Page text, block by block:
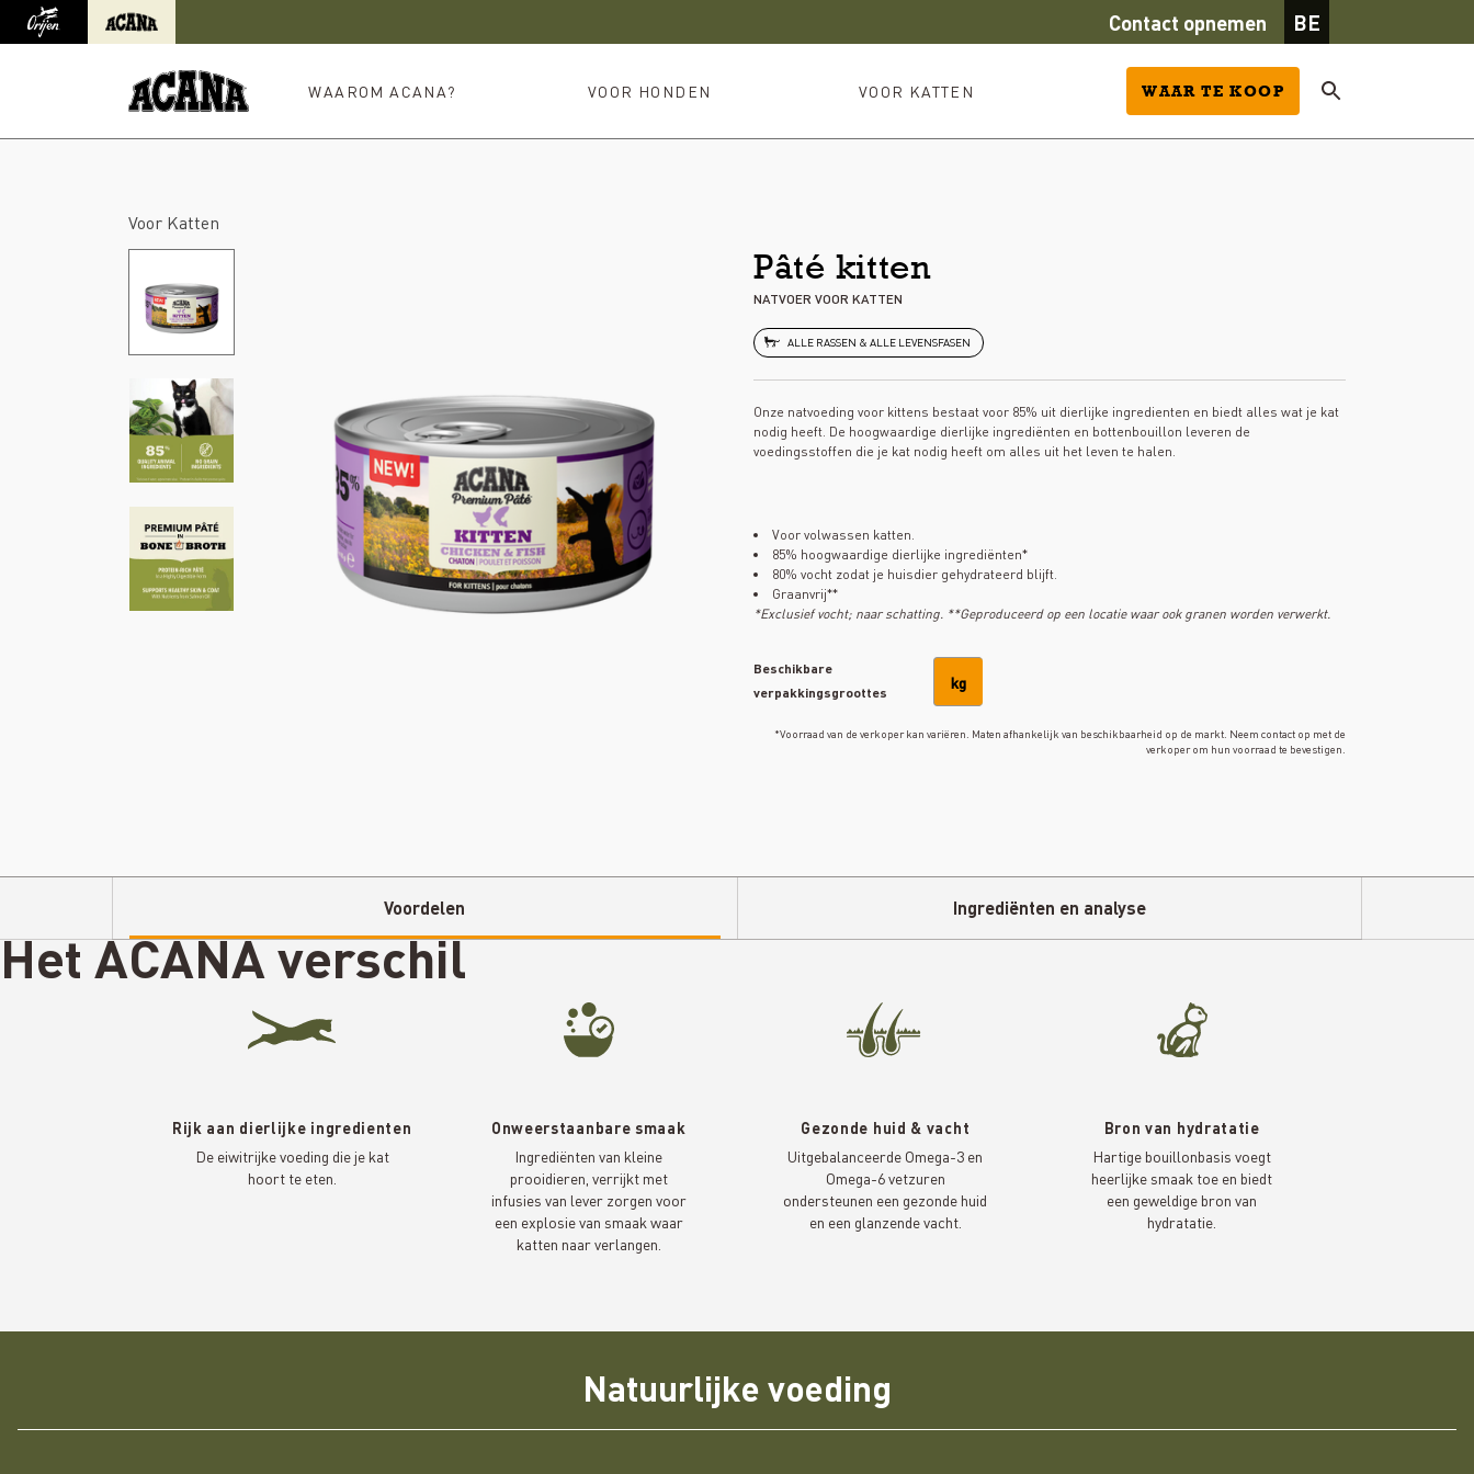
Orijen Acana Contact opnemen BE
WAAROM ACANA? VOOR HONDEN VOOR KATTEN WAAR TE KOOP
Voor Katten
Pâté kitten
NATVOER VOOR KATTEN
ALLE RASSEN & ALLE LEVENSFASEN
Onze natvoeding voor kittens bestaat voor 85% uit dierlijke ingredienten en biedt alles wat je kat
nodig heeft. De hoogwaardige dierlijke ingrediënten en bottenbouillon leveren de
voedingsstoffen die je kat nodig heeft om alles uit het leven te halen.
Voor volwassen katten.
85% hoogwaardige dierlijke ingrediënten*
80% vocht zodat je huisdier gehydrateerd blijft.
Graanvrij**
*Exclusief vocht; naar schatting. **Geproduceerd op een locatie waar ook granen worden verwerkt.
Beschikbare
verpakkingsgroottes
kg
*Voorraad van de verkoper kan variëren. Maten afhankelijk van beschikbaarheid op de markt. Neem contact op met de
verkoper om hun voorraad te bevestigen.
Voordelen Ingrediënten en analyse
Het ACANAverschil
Rijk aan dierlijke ingredienten
De eiwitrijke voeding die je kat
hoort te eten.
Onweerstaanbare smaak
Ingrediënten van kleine
prooidieren, verrijkt met
infusies van lever zorgen voor
een explosie van smaak waar
katten naar verlangen.
Gezonde huid & vacht
Uitgebalanceerde Omega-3 en
Omega-6 vetzuren
ondersteunen een gezonde huid
en een glanzende vacht.
Bron van hydratatie
Hartige bouillonbasis voegt
heerlijke smaak toe en biedt
een geweldige bron van
hydratatie.
Natuurlijke voeding